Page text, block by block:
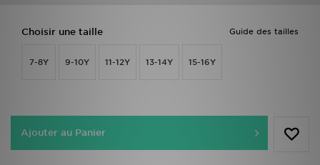
Guide des tailles
Choisir une taille
7-8Y 9-10Y 11-12Y 13-14Y 15-16Y
Ajouter au Panier